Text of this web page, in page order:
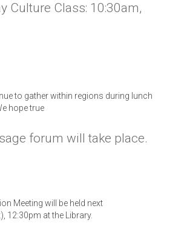
Culture Class: 10:30am,
to gather within regions during lunch
hope true
forum will take place.
Meeting will be held next
12:30pm at the Library.